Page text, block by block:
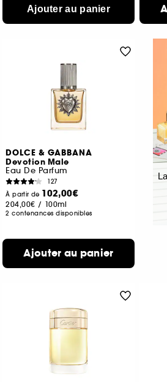
Ajouter au panier
DOLCE & GABBANA
Devotion Male
Eau De Parfum
127
À partir de 102,00€
204,00€ / 100ml
2 contenances disponibles
Ajouter au panier